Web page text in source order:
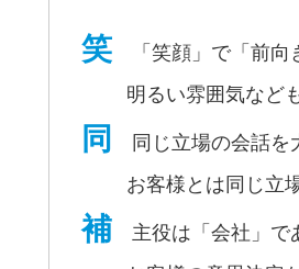
笑 「笑顔」で「前向
明るい雰囲気なども
同
同じ立場の会話を
お客様とは同じ立場
補 主役は「会社」で